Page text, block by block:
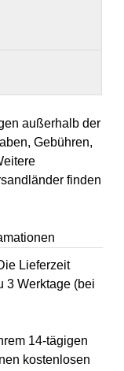
außerhalb der
Gebühren,
finden
Lieferzeit
3 Werktage (bei
14-tägigen
kostenlosen